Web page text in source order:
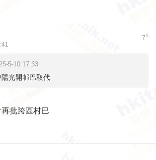
7#
5-10 17:33
光開邨巴取代
批跨區村巴